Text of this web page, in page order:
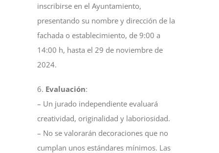
inscribirse en el Ayuntamiento,
presentando su nombre y dirección de la
fachada o establecimiento, de 9:00 a
14:00 h, hasta el 29 de noviembre de
2024.
6. Evaluación:
– Un jurado independiente evaluará
creatividad, originalidad y laboriosidad.
– No se valorarán decoraciones que no
cumplan unos estándares mínimos. Las